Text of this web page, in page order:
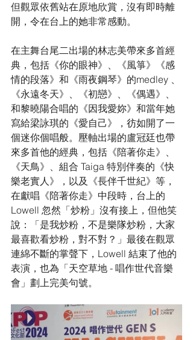
但觀眾依舊站在原地欣賞，沒有即時離
開，令在台上的她非常感動。
在主舞台尾二出場的林志美帶來多首經
典，包括《你的眼神》、《風箏》《感
情的段落》和《雨夜鋼琴》的medley 、
《永遠冬天》、《初戀》、《偶遇》、
和黎曉陽合唱的《因我愛妳》和當年她
寫給梁詠琪的《愛自己》，彷如開了一
個迷你個唱般。壓軸出場的盧冠廷也帶
來多首他的經典，包括《陪著你走》、
《天鳥》、組合 Taiga 特別伴奏的《快
樂老實人》，以及《長伴千世紀》等，
在獻唱《陪著你走》中段時，台上的
Lowell 忽然「炒粉」沒有接上，但他笑
說：「是我炒粉，不是樂隊炒粉，大家
最喜歡看炒粉，對不對？」最後在觀眾
連綿不斷的掌聲下，Lowell 結束了他的
表演，也為「天空草地 - 唱作世代音樂
會」劃上完美句號。